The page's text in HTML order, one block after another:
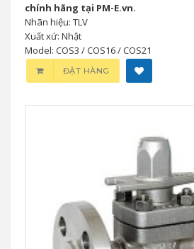
chính hãng tại PM-E.vn.
Nhãn hiệu: TLV
Xuất xứ: Nhật
Model: COS3 / COS16 / COS21
ĐẶT HÀNG